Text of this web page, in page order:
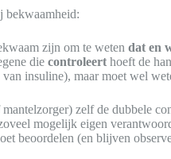
bekwaamheid:
zijn om te wetendat en
diecontroleert hoeft de
insuline), maar moet wel
zelf de dubbele
mogelijk eigen
beoordelen (en blijven